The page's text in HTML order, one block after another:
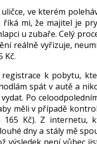
ve kterém
mi, že majitel je
u zubaře. Celý
reálně vyřizuje,
Kč.
k pobytu,
spát v autě a
Po
měli v případě
Kč). Z internetu,
dny a stály mě